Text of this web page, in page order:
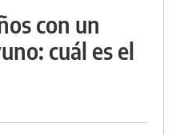
con un
cuál es el